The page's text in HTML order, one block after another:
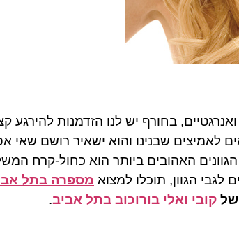
בחורף יש לנו הזדמנות להירגע
לאמיצים שבנינו והוא ישאיר רושם
האהובים ביותר הוא כחול-קרח
הגוון, תוכלו למצוא מספרה בתל
קובי ואלי בורוכוב בתל אביב.